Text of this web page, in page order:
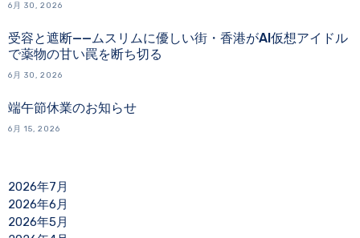
6月 30, 2026
受容と遮断——ムスリムに優しい街・香港がAI仮想アイドル
で薬物の甘い罠を断ち切る
6月 30, 2026
端午節休業のお知らせ
6月 15, 2026
2026年7月
2026年6月
2026年5月